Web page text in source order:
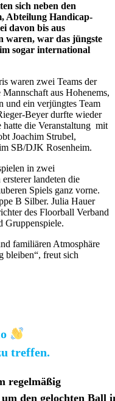
sich neben den
Abteilung Handicap-
davon bis aus
waren, war das jüngste
sogar international
waren zwei Teams der
aus Hohenems,
und ein verjüngtes Team
Beyer durfte wieder
hatte die Veranstaltung mit
Joachim Strubel,
SB/DJK Rosenheim.
in zwei
landeten die
Spiels ganz vorne.
B Silber. Julia Hauer
des Floorball Verband
Gruppenspiele.
familiären Atmosphäre
bleiben“, freut sich
treffen.
regelmäßig
den gelochten Ball